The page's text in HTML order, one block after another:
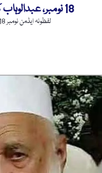
18 نومبر، عبدالوہاب کا یومِ انتقال
لفظونہ ایڈمننومبر 18, 2021